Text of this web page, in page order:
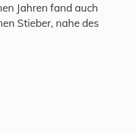
Jahren fand auch
Stieber, nahe des